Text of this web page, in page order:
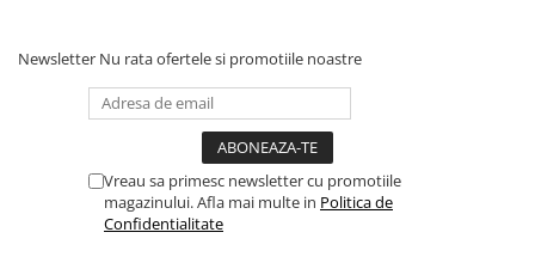
Newsletter Nu rata ofertele si promotiile noastre
Vreau sa primesc newsletter cu promotiile
magazinului. Afla mai multe in Politica de
Confidentialitate